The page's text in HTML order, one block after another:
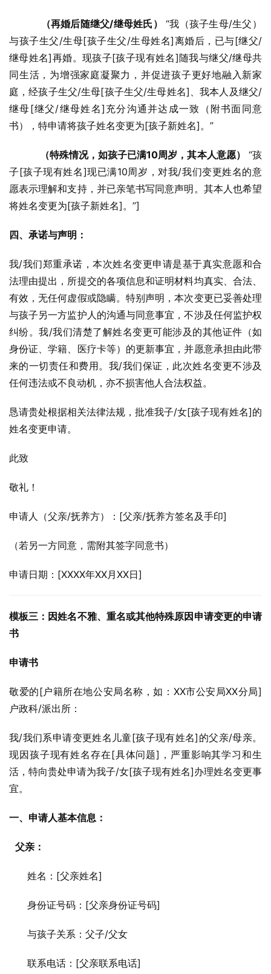
（再婚后随继父/继母姓氏）
“我（孩子生母/生父）
与孩子生父/生母[孩子生父/生母姓名]离婚后，已与[继父/
继母姓名]再婚。现孩子[孩子现有姓名]随我与继父/继母共
同生活，为增强家庭凝聚力，并促进孩子更好地融入新家
庭，经孩子生父/生母[孩子生父/生母姓名]、我本人及继父/
继母[继父/继母姓名]充分沟通并达成一致（附书面同意
书），特申请将孩子姓名变更为[孩子新姓名]。”
（特殊情况，如孩子已满10周岁，其本人意愿）
“孩
子[孩子现有姓名]现已满10周岁，对我/我们变更姓名的意
愿表示理解和支持，并已亲笔书写同意声明。其本人也希望
将姓名变更为[孩子新姓名]。”]
四、承诺与声明：
我/我们郑重承诺，本次姓名变更申请是基于真实意愿和合
法理由提出，所提交的各项信息和证明材料均真实、合法、
有效，无任何虚假或隐瞒。特别声明，本次变更已妥善处理
与孩子另一方监护人的沟通与同意事宜，不涉及任何监护权
纠纷。我/我们清楚了解姓名变更可能涉及的其他证件（如
身份证、学籍、医疗卡等）的更新事宜，并愿意承担由此带
来的一切责任和费用。我/我们保证，此次姓名变更不涉及
任何违法或不良动机，亦不损害他人合法权益。
恳请贵处根据相关法律法规，批准我子/女[孩子现有姓名]的
姓名变更申请。
此致
敬礼！
申请人（父亲/抚养方）：[父亲/抚养方签名及手印]
（若另一方同意，需附其签字同意书）
申请日期：[XXXX年XX月XX日]
模板三：因姓名不雅、重名或其他特殊原因申请变更的申请
书
申请书
敬爱的[户籍所在地公安局名称，如：XX市公安局XX分局]
户政科/派出所：
我/我们系申请变更姓名儿童[孩子现有姓名]的父亲/母亲。
现因孩子现有姓名存在[具体问题]，严重影响其学习和生
活，特向贵处申请为我子/女[孩子现有姓名]办理姓名变更事
宜。
一、申请人基本信息：
父亲：
      姓名：[父亲姓名]
      身份证号码：[父亲身份证号码]
      与孩子关系：父子/父女
      联系电话：[父亲联系电话]